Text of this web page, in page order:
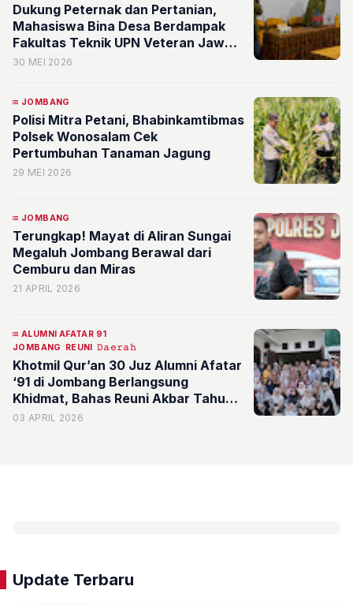
Dukung Peternak dan Pertanian,
Mahasiswa Bina Desa Berdampak
Fakultas Teknik UPN Veteran Jawa
Timur Rancang Panduan Bokashi
30 MEI 2026
JOMBANG
Polisi Mitra Petani, Bhabinkamtibmas
Polsek Wonosalam Cek
Pertumbuhan Tanaman Jagung
29 MEI 2026
JOMBANG
Terungkap! Mayat di Aliran Sungai
Megaluh Jombang Berawal dari
Cemburu dan Miras
21 APRIL 2026
ALUMNI AFATAR 91
JOMBANG
REUNI 𝙳𝚊𝚎𝚛𝚊𝚑
Khotmil Qur’an 30 Juz Alumni Afatar
‘91 di Jombang Berlangsung
Khidmat, Bahas Reuni Akbar Tahun
Depan
03 APRIL 2026
Update Terbaru